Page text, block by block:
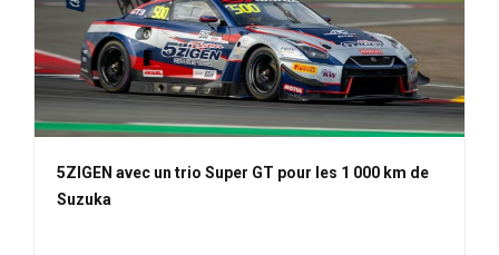
5ZIGEN avec un trio Super GT pour les 1 000 km de
Suzuka